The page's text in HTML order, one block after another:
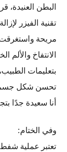
البطن العنيدة،
تقنية الفيزر
مريحة
الانتفاخ والألم
تحسن شكل
أنا سعيدة جدًا
وفي الختام:
تعتبر عملية